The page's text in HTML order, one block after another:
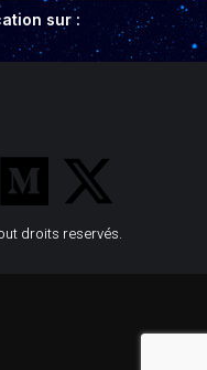
sur :
droits reservés.